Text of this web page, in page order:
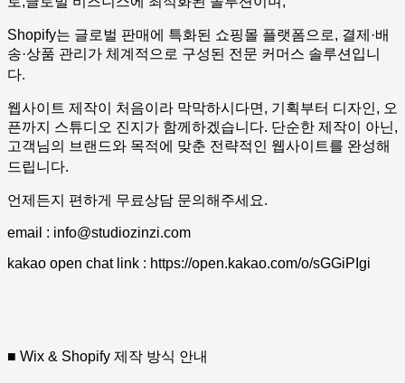
Shopify는 글로벌 판매에 특화된 쇼핑몰 플랫폼으로, 결제·배
송·상품 관리가 체계적으로 구성된 전문 커머스 솔루션입니
다.
웹사이트 제작이 처음이라 막막하시다면, 기획부터 디자인, 오
픈까지 스튜디오 진지가 함께하겠습니다. 단순한 제작이 아닌,
고객님의 브랜드와 목적에 맞춘 전략적인 웹사이트를 완성해
드립니다.
언제든지 편하게 무료상담 문의해주세요.
email : info@studiozinzi.com
kakao open chat link : https://open.kakao.com/o/sGGiPIgi
■ Wix & Shopify 제작 방식 안내